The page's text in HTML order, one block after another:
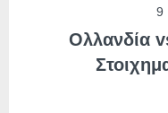
9
Ολλανδία